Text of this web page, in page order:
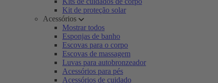
Kit de proteção solar
Acessórios
Mostrar todos
Esponjas de banho
Escovas para o corpo
Escovas de massagem
Luvas para autobronzeador
Acessórios para pés
Acessórios de cuidado